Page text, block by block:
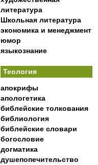
литература
Школьная литература
экономика и менеджмент
юмор
языкознание
Теология
апокрифы
апологетика
библейские толкования
библиология
библейские словари
богословие
догматика
душепопечительство